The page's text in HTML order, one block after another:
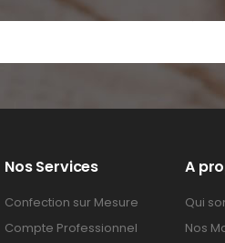
Nos Services
Confection sur Mesure
Compte Professionnel
A
Qui
Nos